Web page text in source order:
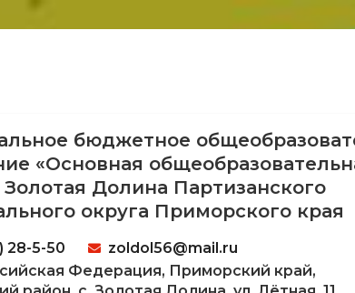
бюджетное
«Основная
Золотая Долина Партизанского
округа Приморского края
28-5-50
zoldol56@mail.ru
Федерация, Приморский край,